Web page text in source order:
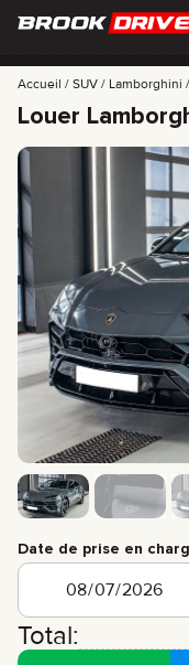
MARQUES
PÉRIODE DE
MEILLEURES OFFRES
FAQ
CERTIFICATES
AVIS
CONTACTS
PARTENARIAT
LOUEZ-POSSÉDEZ
info@brook-drive.rent
+ 971 52
+ 7 925
Accueil SUV Lamborghini
Louer
Date de prise en
Total: